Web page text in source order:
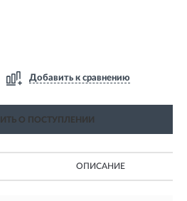
Добавить к сравнению
О ПОСТУПЛЕНИИ
ОПИСАНИЕ